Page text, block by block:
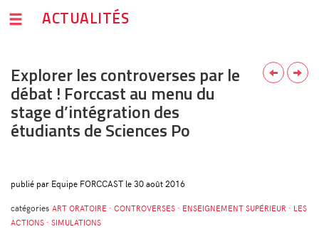
ACTUALITÉS
Explorer les controverses par le
débat ! Forccast au menu du
stage d’intégration des
étudiants de Sciences Po
publié par Equipe FORCCAST le 30 août 2016
catégories ART ORATOIRE · CONTROVERSES · ENSEIGNEMENT SUPÉRIEUR · LES
ACTIONS · SIMULATIONS